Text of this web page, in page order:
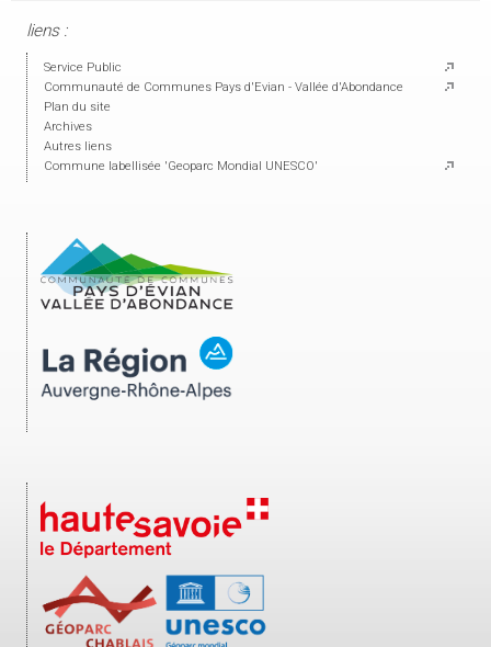
liens :
Service Public
Communauté de Communes Pays d'Evian - Vallée d'Abondance
Plan du site
Archives
Autres liens
Commune labellisée 'Geoparc Mondial UNESCO'